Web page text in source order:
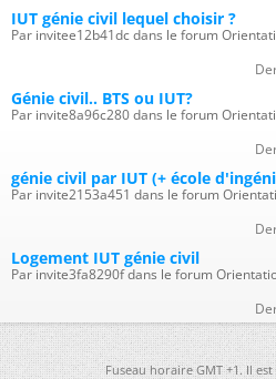
IUT génie civil lequel choisir ?
Par invitee12b41dc dans le forum
Génie civil.. BTS ou IUT?
Par invite8a96c280 dans le forum
génie civil par IUT (+ école
Par invite2153a451 dans le forum
Logement IUT génie civil
Par invite3fa8290f dans le forum
Fuseau horaire GMT +1. Il